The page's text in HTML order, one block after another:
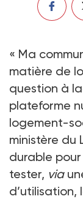
« Ma
matière de
question à
plateforme
logement-
ministère du
durable
tester, via
d’utilisation,